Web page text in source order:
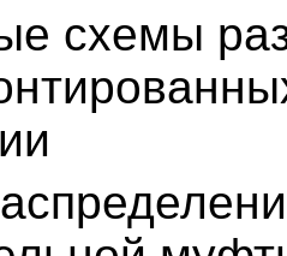
схемы